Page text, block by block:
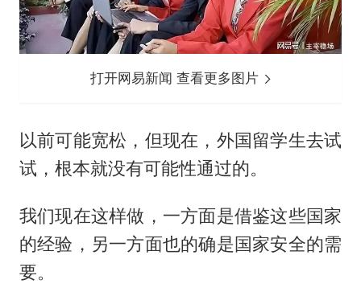
打开网易新闻 查看更多图片
以前可能宽松，但现在，外国留学生去试
试，根本就没有可能性通过的。
我们现在这样做，一方面是借鉴这些国家
的经验，另一方面也的确是国家安全的需
要。